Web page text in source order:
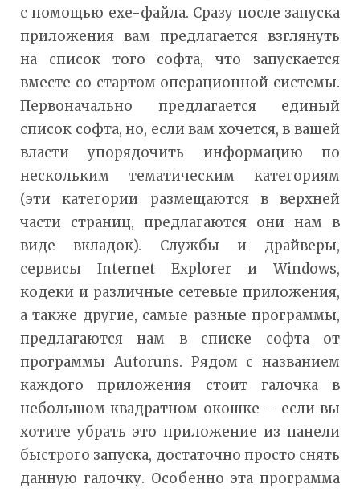
с помощью exe-файла. Сразу после запуска
приложения вам предлагается взглянуть
на список того софта, что запускается
вместе со стартом операционной системы.
Первоначально предлагается единый
список софта, но, если вам хочется, в вашей
власти упорядочить информацию по
нескольким тематическим категориям
(эти категории размещаются в верхней
части страниц, предлагаются они нам в
виде вкладок). Службы и драйверы,
сервисы Internet Explorer и Windows,
кодеки и различные сетевые приложения,
а также другие, самые разные программы,
предлагаются нам в списке софта от
программы Autoruns. Рядом с названием
каждого приложения стоит галочка в
небольшом квадратном окошке – если вы
хотите убрать это приложение из панели
быстрого запуска, достаточно просто снять
данную галочку. Особенно эта программа